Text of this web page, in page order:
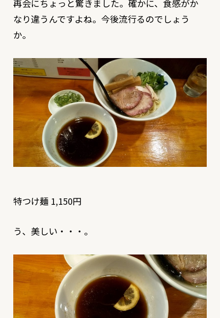
再会にちょっと驚きました。確かに、食感がか
なり違うんですよね。今後流行るのでしょう
か。
特つけ麺 1,150円
う、美しい・・・。